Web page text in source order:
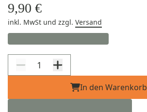
9,90 €
inkl. MwSt und zzgl. Versand
In den Warenkorb